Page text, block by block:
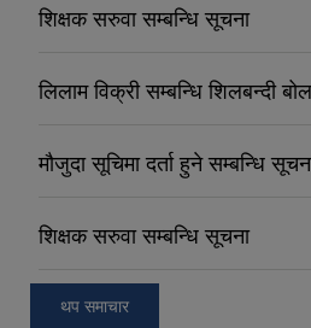
शिक्षक सरुवा सम्बन्धि सूचना
लिलाम विक्री सम्बन्धि शिलबन्दी
मौजुदा सूचिमा दर्ता हुने सम्बन्धि
शिक्षक सरुवा सम्बन्धि सूचना
थप समाचार